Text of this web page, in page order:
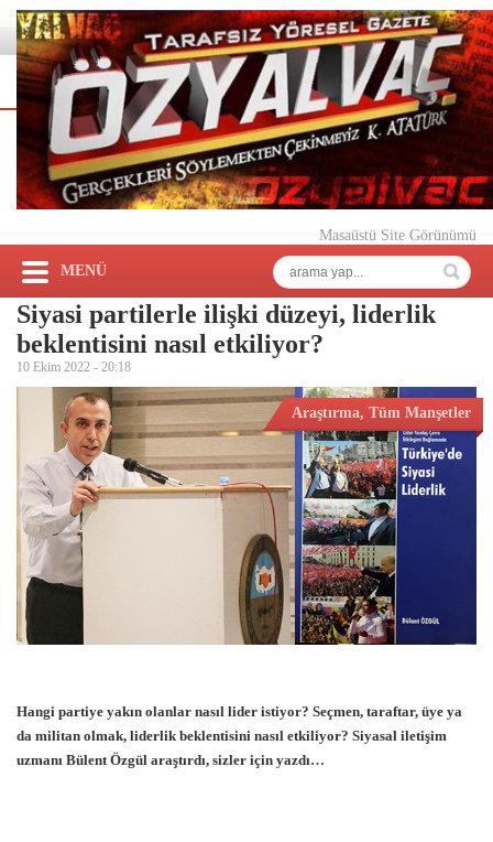
Masaüstü Site Görünümü
MENÜ
Siyasi partilerle ilişki düzeyi, liderlik
beklentisini nasıl etkiliyor?
10 Ekim 2022 - 20:18
Araştırma, Tüm Manşetler
Hangi partiye yakın olanlar nasıl lider istiyor? Seçmen, taraftar, üye ya
da militan olmak, liderlik beklentisini nasıl etkiliyor? Siyasal iletişim
uzmanı Bülent Özgül araştırdı, sizler için yazdı…